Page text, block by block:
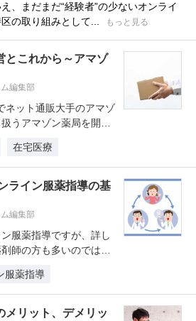
、まだまだ“経験者”の少ないオンライ
の取り組みとして...
もっと見る
とこれから～アマゾ
編集部
ネット通販大手のアマゾ
うアマゾン薬局を開始
在宅医療
ライン服薬指導の基
編集部
服薬指導ですが、詳し
師の方も多いのではな
服薬指導
メリット、デメリッ